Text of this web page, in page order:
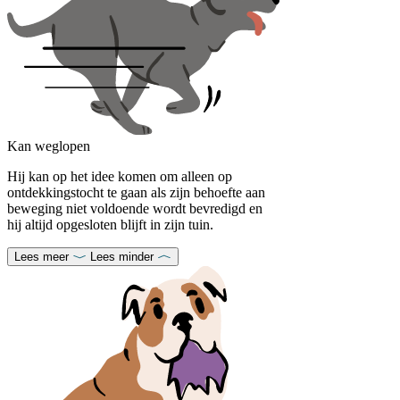
Kan weglopen
Hij kan op het idee komen om alleen op
ontdekkingstocht te gaan als zijn behoefte aan
beweging niet voldoende wordt bevredigd en
hij altijd opgesloten blijft in zijn tuin.
Lees meer Lees minder